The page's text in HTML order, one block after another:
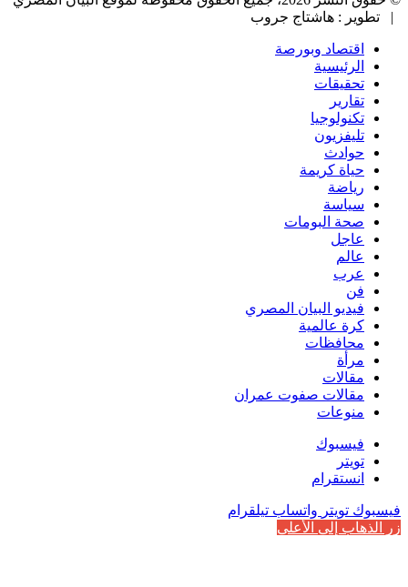
| تطوير : هاشتاج جروب
اقتصاد وبورصة
الرئيسية
تحقيقات
تقارير
تكنولوجيا
تليفزيون
حوادث
حياة كريمة
رياضة
سياسة
صحة البومات
عاجل
عالم
عرب
فن
فيديو البيان المصري
كرة عالمية
محافظات
مرأة
مقالات
مقالات صفوت عمران
منوعات
فيسبوك
تويتر
انستقرام
فيسبوك تويتر واتساب تيلقرام
زر الذهاب إلى الأعلى